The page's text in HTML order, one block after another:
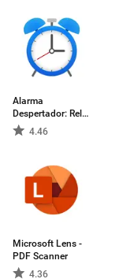
Alarma
Despertador: Reloj
20244.46
Microsoft Lens -
PDF Scanner
4.36